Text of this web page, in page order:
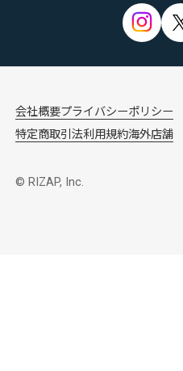
会社概要プライバシーポリシー
特定商取引法利用規約海外店舗
© RIZAP, Inc.